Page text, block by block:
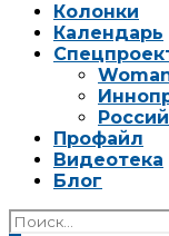
Колонки
Календарь
Профайл
Видеотека
Блог